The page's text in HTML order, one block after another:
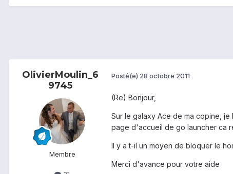
OlivierMoulin_6
9745
Membre
Posté(e) 28 octobre 2011
(Re) Bonjour,
Sur le galaxy Ace de ma copine,
page d'accueil de go launcher ca
Il y a t-il un moyen de bloquer le
Merci d'avance pour votre aide